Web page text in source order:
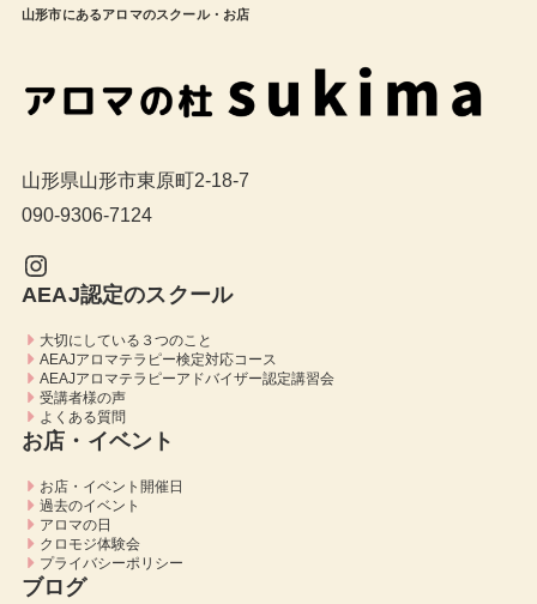
山形市にあるアロマのスクール・お店
山形県山形市東原町2-18-7
090-9306-7124
Instagram
AEAJ認定のスクール
大切にしている３つのこと
AEAJアロマテラピー検定対応コース
AEAJアロマテラピーアドバイザー認定講習会
受講者様の声
よくある質問
お店・イベント
お店・イベント開催日
過去のイベント
アロマの日
クロモジ体験会
プライバシーポリシー
ブログ